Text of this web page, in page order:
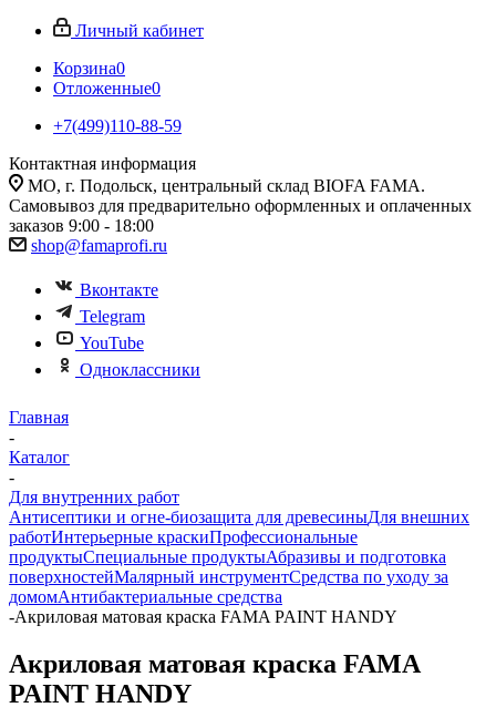
Личный кабинет
Корзина0
Отложенные0
+7(499)110-88-59
Контактная информация
МО, г. Подольск, центральный склад BIOFA FAMA.
Самовывоз для предварительно оформленных и оплаченных
заказов 9:00 - 18:00
shop@famaprofi.ru
Вконтакте
Telegram
YouTube
Одноклассники
Главная
-
Каталог
-
Для внутренних работ
Антисептики и огне-биозащита для древесиныДля внешних
работИнтерьерные краскиПрофессиональные
продуктыСпециальные продуктыАбразивы и подготовка
поверхностейМалярный инструментСредства по уходу за
домомАнтибактериальные средства
-Акриловая матовая краска FAMA PAINT HANDY
Акриловая матовая краска FAMA
PAINT HANDY